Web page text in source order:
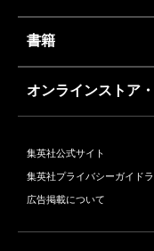
書籍
オンラインストア
集英社公式サイト
集英社プライバシーガイド
広告掲載について